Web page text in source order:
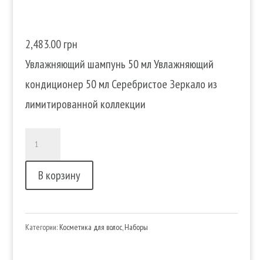
2,483.00грн
Увлажняющий шампунь 50 мл Увлажняющий
кондиционер 50 мл Серебристое Зеркало из
лимитированной коллекции
Количество
товара
Лимитированный
Balmain
В корзину
Категории: Косметика для волос,Наборы